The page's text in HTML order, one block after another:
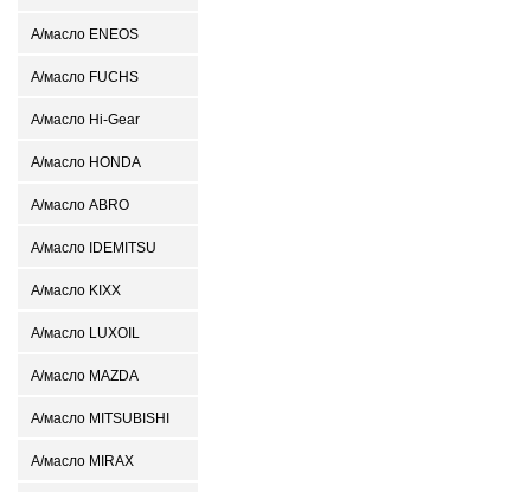
А/масло ENEOS
А/масло FUCHS
А/масло Hi-Gear
А/масло HONDA
А/масло ABRO
А/масло IDEMITSU
А/масло KIXX
А/масло LUXOIL
А/масло MAZDA
А/масло MITSUBISHI
А/масло MIRAX